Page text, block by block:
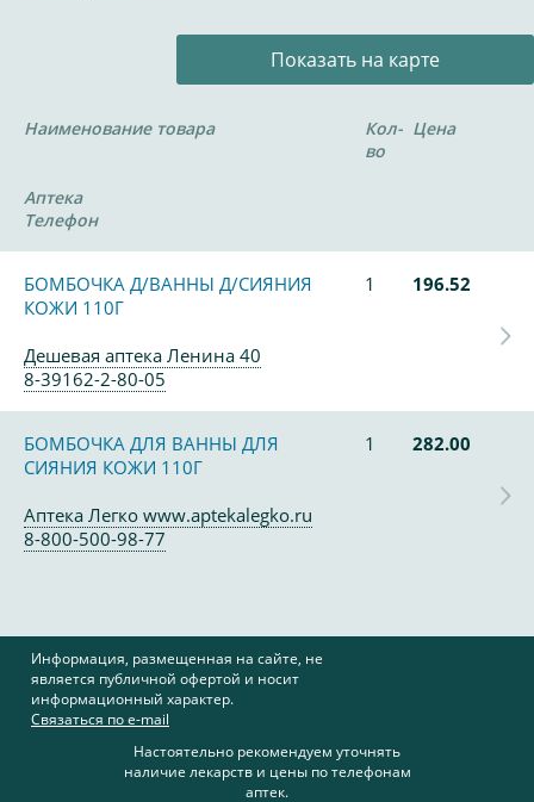
Показать на карте
Наименование товара
Кол-
во
Цена
Аптека
Телефон
БОМБОЧКА Д/ВАННЫ Д/СИЯНИЯ
КОЖИ 110Г
1 196.52
Дешевая аптека Ленина 40
8-39162-2-80-05
БОМБОЧКА ДЛЯ ВАННЫ ДЛЯ
СИЯНИЯ КОЖИ 110Г
1 282.00
Аптека Легко www.aptekalegko.ru
8-800-500-98-77
Информация, размещенная на сайте, не
является публичной офертой и носит
информационный характер.
Связаться по e-mail
Настоятельно рекомендуем уточнять
наличие лекарств и цены по телефонам
аптек.